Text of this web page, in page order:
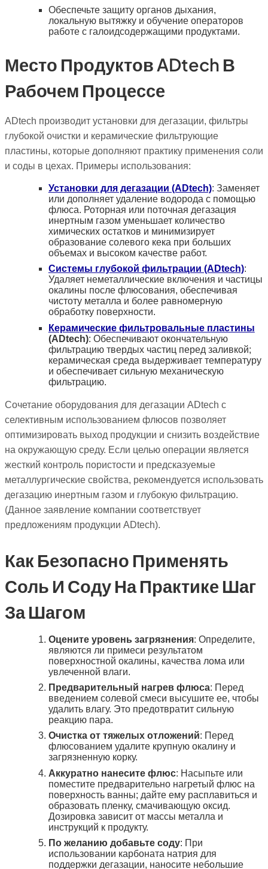
Обеспечьте защиту органов дыхания,
локальную вытяжку и обучение операторов
работе с галоидсодержащими продуктами.
Место Продуктов ADtech В
Рабочем Процессе
ADtech производит установки для дегазации, фильтры
глубокой очистки и керамические фильтрующие
пластины, которые дополняют практику применения соли
и соды в цехах. Примеры использования:
Установки для дегазации (ADtech): Заменяет
или дополняет удаление водорода с помощью
флюса. Роторная или поточная дегазация
инертным газом уменьшает количество
химических остатков и минимизирует
образование солевого кека при больших
объемах и высоком качестве работ.
Системы глубокой фильтрации (ADtech):
Удаляет неметаллические включения и частицы
окалины после флюсования, обеспечивая
чистоту металла и более равномерную
обработку поверхности.
Керамические фильтровальные пластины
(ADtech): Обеспечивают окончательную
фильтрацию твердых частиц перед заливкой;
керамическая среда выдерживает температуру
и обеспечивает сильную механическую
фильтрацию.
Сочетание оборудования для дегазации ADtech с
селективным использованием флюсов позволяет
оптимизировать выход продукции и снизить воздействие
на окружающую среду. Если целью операции является
жесткий контроль пористости и предсказуемые
металлургические свойства, рекомендуется использовать
дегазацию инертным газом и глубокую фильтрацию.
(Данное заявление компании соответствует
предложениям продукции ADtech).
Как Безопасно Применять
Соль И Соду На Практике Шаг
За Шагом
Оцените уровень загрязнения: Определите,
являются ли примеси результатом
поверхностной окалины, качества лома или
увлеченной влаги.
Предварительный нагрев флюса: Перед
введением солевой смеси высушите ее, чтобы
удалить влагу. Это предотвратит сильную
реакцию пара.
Очистка от тяжелых отложений: Перед
флюсованием удалите крупную окалину и
загрязненную корку.
Аккуратно нанесите флюс: Насыпьте или
поместите предварительно нагретый флюс на
поверхность ванны; дайте ему расплавиться и
образовать пленку, смачивающую оксид.
Дозировка зависит от массы металла и
инструкций к продукту.
По желанию добавьте соду: При
использовании карбоната натрия для
поддержки дегазации, наносите небольшие